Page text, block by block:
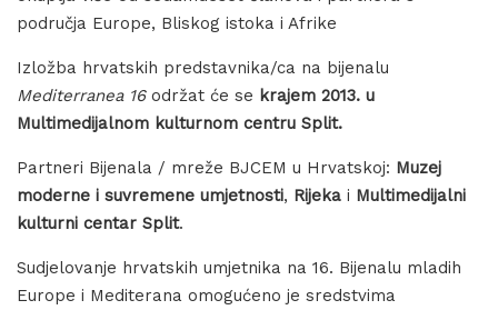
područja Europe, Bliskog istoka i Afrike
Izložba hrvatskih predstavnika/ca na bijenalu
Mediterranea 16održat će se krajem 2013. u
Multimedijalnom kulturnom centru Split.
Partneri Bijenala / mreže BJCEM u Hrvatskoj: Muzej
moderne i suvremene umjetnosti, Rijeka i Multimedijalni
kulturni centar Split.
Sudjelovanje hrvatskih umjetnika na 16. Bijenalu mladih
Europe i Mediterana omogućeno je sredstvima